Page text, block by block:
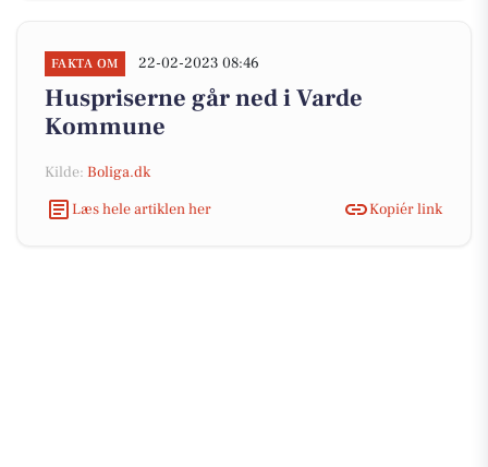
FAKTA OM 22-02-2023 08:46
Huspriserne går ned i Varde
Kommune
Kilde: Boliga.dk
Læs hele artiklen her
Kopiér link